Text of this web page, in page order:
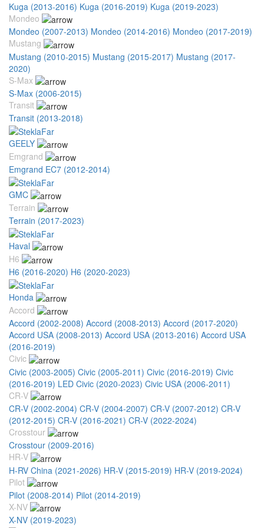
Kuga (2013-2016) Kuga (2016-2019) Kuga (2019-2023)
Mondeo
Mondeo (2007-2013) Mondeo (2014-2016) Mondeo (2017-2019)
Mustang
Mustang (2010-2015) Mustang (2015-2017) Mustang (2017-
2020)
S-Max
S-Max (2006-2015)
Transit
Transit (2013-2018)
GEELY
Emgrand
Emgrand EC7 (2012-2014)
GMC
Terrain
Terrain (2017-2023)
Haval
H6
H6 (2016-2020) H6 (2020-2023)
Honda
Accord
Accord (2002-2008) Accord (2008-2013) Accord (2017-2020)
Accord USA (2008-2013) Accord USA (2013-2016) Accord USA
(2016-2019)
Civic
Civic (2003-2005) Civic (2005-2011) Civic (2016-2019) Civic
(2016-2019) LED Civic (2020-2023) Civic USA (2006-2011)
CR-V
CR-V (2002-2004) CR-V (2004-2007) CR-V (2007-2012) CR-V
(2012-2015) CR-V (2016-2021) CR-V (2022-2024)
Crosstour
Crosstour (2009-2016)
HR-V
H-RV China (2021-2026) HR-V (2015-2019) HR-V (2019-2024)
Pilot
Pilot (2008-2014) Pilot (2014-2019)
X-NV
X-NV (2019-2023)